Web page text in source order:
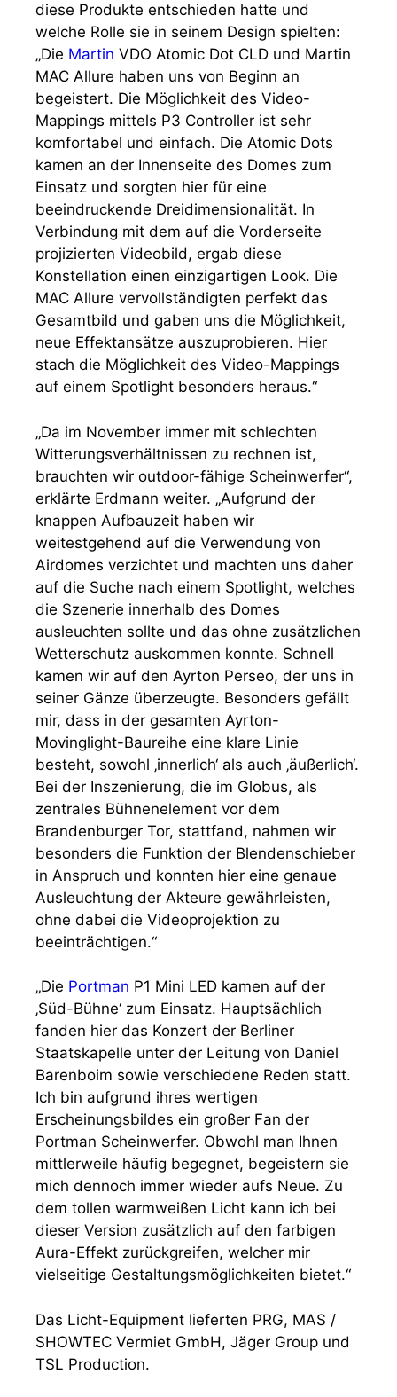
diese Produkte entschieden hatte und
welche Rolle sie in seinem Design spielten:
„Die Martin VDO Atomic Dot CLD und Martin
MAC Allure haben uns von Beginn an
begeistert. Die Möglichkeit des Video-
Mappings mittels P3 Controller ist sehr
komfortabel und einfach. Die Atomic Dots
kamen an der Innenseite des Domes zum
Einsatz und sorgten hier für eine
beeindruckende Dreidimensionalität. In
Verbindung mit dem auf die Vorderseite
projizierten Videobild, ergab diese
Konstellation einen einzigartigen Look. Die
MAC Allure vervollständigten perfekt das
Gesamtbild und gaben uns die Möglichkeit,
neue Effektansätze auszuprobieren. Hier
stach die Möglichkeit des Video-Mappings
auf einem Spotlight besonders heraus.“
„Da im November immer mit schlechten
Witterungsverhältnissen zu rechnen ist,
brauchten wir outdoor-fähige Scheinwerfer“,
erklärte Erdmann weiter. „Aufgrund der
knappen Aufbauzeit haben wir
weitestgehend auf die Verwendung von
Airdomes verzichtet und machten uns daher
auf die Suche nach einem Spotlight, welches
die Szenerie innerhalb des Domes
ausleuchten sollte und das ohne zusätzlichen
Wetterschutz auskommen konnte. Schnell
kamen wir auf den Ayrton Perseo, der uns in
seiner Gänze überzeugte. Besonders gefällt
mir, dass in der gesamten Ayrton-
Movinglight-Baureihe eine klare Linie
besteht, sowohl ‚innerlich‘ als auch ‚äußerlich‘.
Bei der Inszenierung, die im Globus, als
zentrales Bühnenelement vor dem
Brandenburger Tor, stattfand, nahmen wir
besonders die Funktion der Blendenschieber
in Anspruch und konnten hier eine genaue
Ausleuchtung der Akteure gewährleisten,
ohne dabei die Videoprojektion zu
beeinträchtigen.“
„Die Portman P1 Mini LED kamen auf der
‚Süd-Bühne‘ zum Einsatz. Hauptsächlich
fanden hier das Konzert der Berliner
Staatskapelle unter der Leitung von Daniel
Barenboim sowie verschiedene Reden statt.
Ich bin aufgrund ihres wertigen
Erscheinungsbildes ein großer Fan der
Portman Scheinwerfer. Obwohl man Ihnen
mittlerweile häufig begegnet, begeistern sie
mich dennoch immer wieder aufs Neue. Zu
dem tollen warmweißen Licht kann ich bei
dieser Version zusätzlich auf den farbigen
Aura-Effekt zurückgreifen, welcher mir
vielseitige Gestaltungsmöglichkeiten bietet.“
Das Licht-Equipment lieferten PRG, MAS /
SHOWTEC Vermiet GmbH, Jäger Group und
TSL Production.